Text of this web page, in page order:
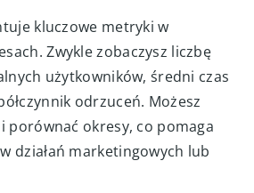
kluczowe metryki w
Zwykle zobaczysz liczbę
użytkowników, średni czas
odrzuceń. Możesz
porównać okresy, co pomaga
działań marketingowych lub